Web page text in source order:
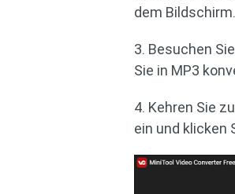
dem Bildschirm.
3. Besuchen
Sie in MP3
4. Kehren Sie
ein und klicken